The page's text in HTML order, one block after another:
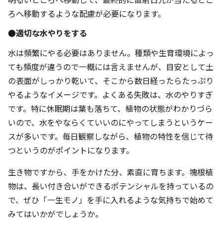
ろへ移動するような配慮が必要になります。
●適切な水やりをする
水は頻繁にやる必要はありません。種類や生育環境によっ
ても頻度が違うので一概には言えませんが、目安として土
の表面がしっかり乾いて、そこから数日経ったらたっぷり
やるようなイメージです。よくある失敗は、水のやりすぎ
です。特に休眠期は葉も落ちて、植物の状態がわかりづら
いので、水をやならくていいのにやってしまうというケー
スが多いです。毎日観察しながら、植物の特性を信じて待
つというのがポイントになります。
生き物ですから、手をかけた分、素直に育ちます。塊根植
物は、長い付き合いができるポテンシャルを持っているの
で、ぜひ「一生モノ」を手に入れるような気持ちで始めて
みてはいかがでしょうか。